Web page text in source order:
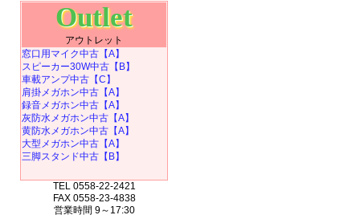
Outlet
アウトレット
窓口用マイク中古【A】
スピーカー30W中古【B】
車載アンプ中古【C】
肩掛メガホン中古【A】
録音メガホン中古【A】
灰防水メガホン中古【A】
黄防水メガホン中古【A】
大型メガホン中古【A】
三脚スタンド中古【B】
TEL 0558-22-2421
FAX 0558-23-4838
営業時間 9～17:30